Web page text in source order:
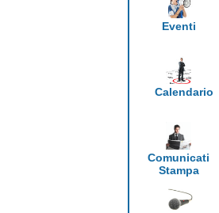
Eventi
Calendario
Comunicati
Stampa